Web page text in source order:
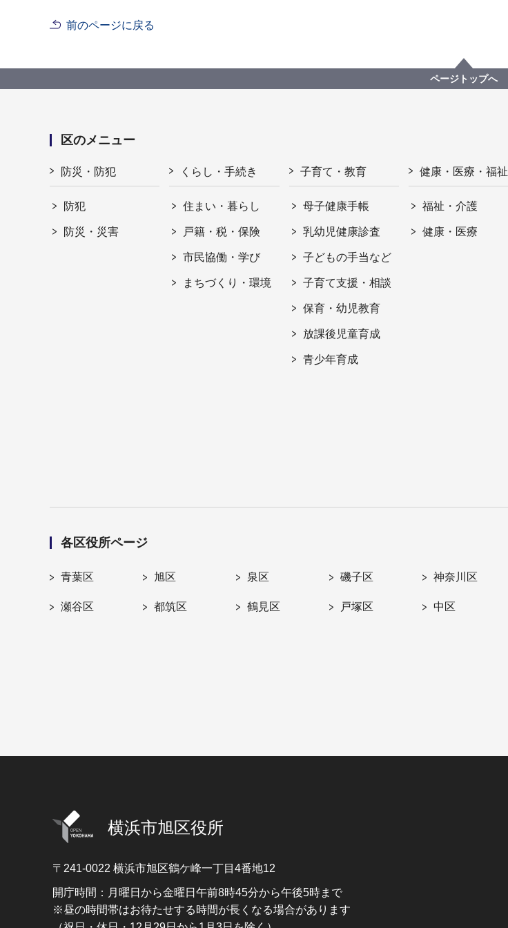
前のページに戻る
ページトップへ
区のメニュー
防災・防犯
防犯
防災・災害
くらし・手続き
住まい・暮らし
戸籍・税・保険
市民協働・学び
まちづくり・環境
子育て・教育
母子健康手帳
乳幼児健康診査
子どもの手当など
子育て支援・相談
保育・幼児教育
放課後児童育成
青少年育成
健康・医療・福祉
福祉・介護
健康・医療
各区役所ページ
青葉区 旭区 泉区 磯子区 神奈川区
瀬谷区 都筑区 鶴見区 戸塚区 中区
横浜市旭区役所
〒241-0022 横浜市旭区鶴ケ峰一丁目4番地12
開庁時間：月曜日から金曜日午前8時45分から午後5時まで
※昼の時間帯はお待たせする時間が長くなる場合があります